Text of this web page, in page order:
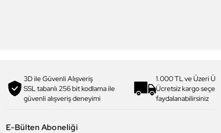
3D ile Güvenli Alışveriş
SSL tabanlı 256 bit kodlama ile
güvenli alışveriş deneyimi
1.000 TL ve Üzeri
Ücretsiz kargo
faydalanabilirsiniz
E-Bülten Aboneliği